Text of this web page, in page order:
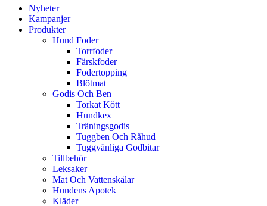
Nyheter
Kampanjer
Produkter
Hund Foder
Torrfoder
Färskfoder
Fodertopping
Blötmat
Godis Och Ben
Torkat Kött
Hundkex
Träningsgodis
Tuggben Och Råhud
Tuggvänliga Godbitar
Tillbehör
Leksaker
Mat Och Vattenskålar
Hundens Apotek
Kläder